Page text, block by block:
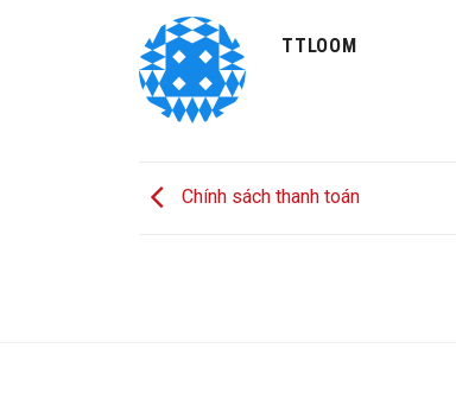
TTLOOM
Chính sách thanh toán